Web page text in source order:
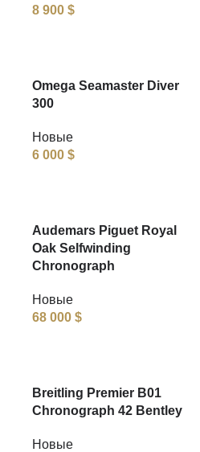
8 900 $
Omega Seamaster Diver
300
Новые
6 000 $
Audemars Piguet Royal
Oak Selfwinding
Chronograph
Новые
68 000 $
Breitling Premier B01
Chronograph 42 Bentley
Новые